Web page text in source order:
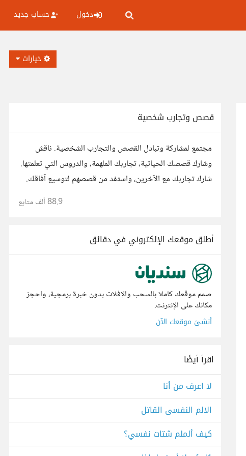
دخول حساب جديد
خيارات
قصص وتجارب شخصية
مجتمع لمشاركة وتبادل القصص والتجارب الشخصية. ناقش
وشارك قصصك الحياتية، تجاربك الملهمة، والدروس التي تعلمتها.
شارك تجاربك مع الآخرين، واستفد من قصصهم لتوسيع آفاقك.
88.9 ألف متابع
أطلق موقعك الإلكتروني في دقائق
صمم موقعك كاملا بالسحب والإفلات بدون خبرة برمجية، واحجز
مكانك على الإنترنت.
أنشئ موقعك الآن
اقرأ أيضًا
لا اعرف من أنا
الالم النفسى القاتل
كيف ألملم شتات نفسي؟